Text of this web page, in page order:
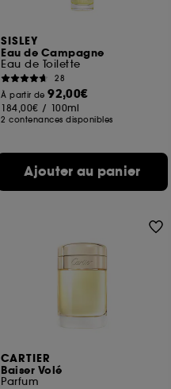
SISLEY
Eau de Campagne
Eau de Toilette
28
À partir de92,00€
184,00€ / 100ml
2 contenances disponibles
Ajouter au panier
CARTIER
Baiser Volé
Parfum